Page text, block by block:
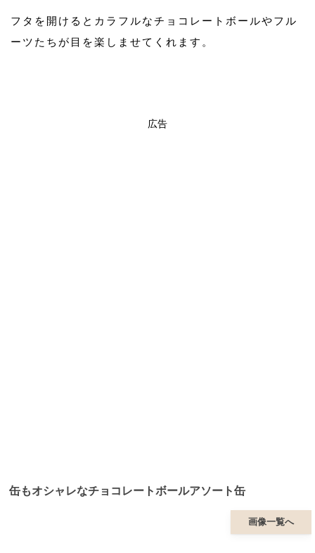
フタを開けるとカラフルなチョコレートボールやフル
ーツたちが目を楽しませてくれます。
広告
缶もオシャレなチョコレートボールアソート缶
画像一覧へ